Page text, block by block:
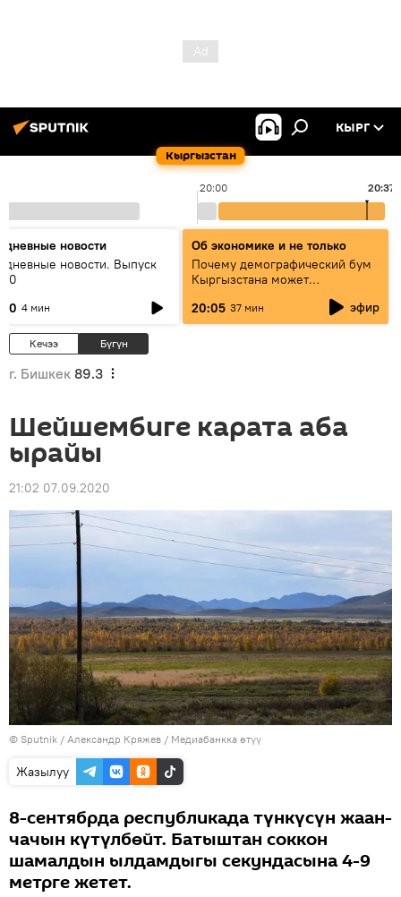
Кыргызстан
КЫРГ
20:00 20:37
новости
новости. Выпуск
4 мин
Об экономике и не только
Почему демографический бум
Кыргызстана может
превратиться в проблему и как
этого избежать
20:05 37 мин эфир
Кечээ Бүгүн
г. Бишкек 89.3
Шейшембиге карата аба
ырайы
21:02 07.09.2020
© Sputnik / Александр Кряжев / Медиабанкка өтүү
Жазылуу
8-сентябрда республикада түнкүсүн жаан-
чачын күтүлбөйт. Батыштан соккон
шамалдын ылдамдыгы секундасына 4-9
метрге жетет.